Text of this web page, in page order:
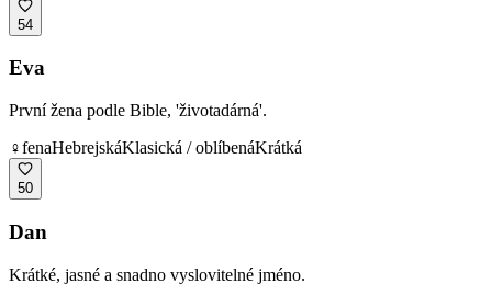
54
Eva
První žena podle Bible, 'životadárná'.
♀fenaHebrejskáKlasická / oblíbenáKrátká
50
Dan
Krátké, jasné a snadno vyslovitelné jméno.